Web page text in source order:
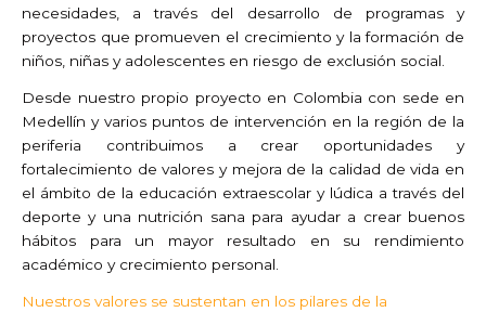
necesidades, a través del desarrollo de programas y
proyectos que promueven el crecimiento y la formación de
niños, niñas y adolescentes en riesgo de exclusión social.
Desde nuestro propio proyecto en Colombia con sede en
Medellín y varios puntos de intervención en la región de la
periferia contribuimos a crear oportunidades y
fortalecimiento de valores y mejora de la calidad de vida en
el ámbito de la educación extraescolar y lúdica a través del
deporte y una nutrición sana para ayudar a crear buenos
hábitos para un mayor resultado en su rendimiento
académico y crecimiento personal.
Nuestros valores se sustentan en los pilares de la